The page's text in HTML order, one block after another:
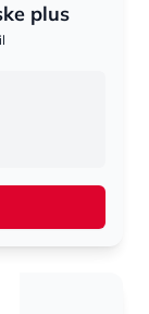
plus